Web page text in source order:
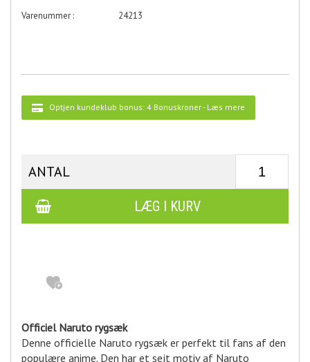
24213
Optjen kundeklub bonus: 4 Bonuskroner- Læs mere
ANTAL
Officiel Naruto rygsæk
Denne officielle Naruto rygsæk er perfekt til fans af den
populære anime. Den har et sejt motiv af Naruto